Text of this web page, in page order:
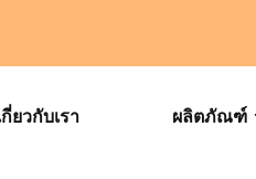
กี่ยวกับเรา ผลิตภัณฑ์